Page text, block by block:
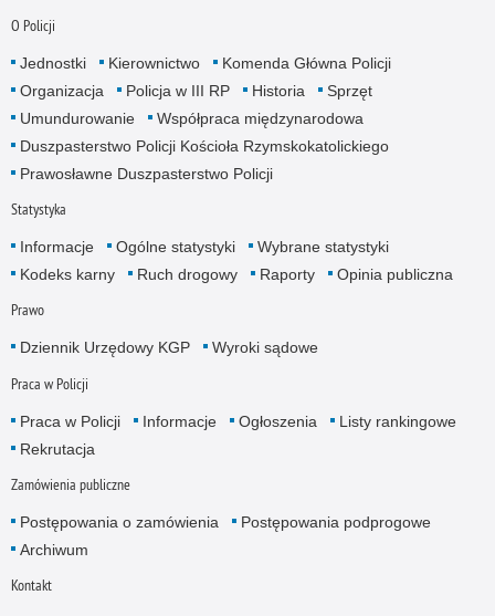
O Policji
Jednostki Kierownictwo
Komenda Główna Policji
Organizacja
Policja w III RP Historia
Sprzęt
Umundurowanie
Współpraca międzynarodowa
Duszpasterstwo Policji Kościoła Rzymskokatolickiego
Prawosławne Duszpasterstwo Policji
Statystyka
Informacje Ogólne statystyki
Wybrane statystyki
Kodeks karny
Ruch drogowy Raporty Opinia publiczna
Prawo
Dziennik Urzędowy KGP Wyroki sądowe
Praca w Policji
Praca w Policji Informacje Ogłoszenia
Listy rankingowe
Rekrutacja
Zamówienia publiczne
Postępowania o zamówienia
Postępowania podprogowe
Archiwum
Kontakt